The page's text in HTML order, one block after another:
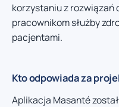
korzystaniu z
pracownikom służby
pacjentami.
Kto odpowiada za
Aplikacja Masanté